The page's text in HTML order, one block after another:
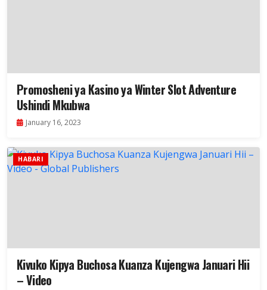
Promosheni ya Kasino ya Winter Slot Adventure
Ushindi Mkubwa
January 16, 2023
HABARI
Kivuko Kipya Buchosa Kuanza Kujengwa Januari Hii
– Video